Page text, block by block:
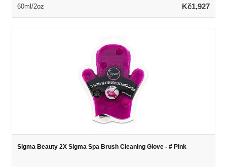
jemné linie, vrásky a pigmentaci Naplněno silnou směsí
60ml/2oz Kč1,927
Sigma Beauty 2X Sigma Spa Brush Cleaning Glove - # Pink